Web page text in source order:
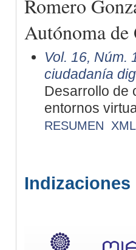
Romero
Autónoma
Vol. 16, Núm.
ciudadanía
Desarrollo de
entornos
RESUMEN XML
Indizaciones